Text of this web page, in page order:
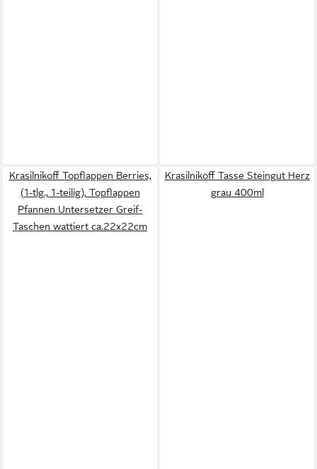
Krasilnikoff Topflappen Berries,
(1-tlg., 1-teilig), Topflappen
Pfannen Untersetzer Greif-
Taschen wattiert ca.22x22cm
Krasilnikoff Tasse Steingut Herz
grau 400ml